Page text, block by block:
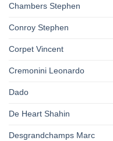
Chambers Stephen
Conroy Stephen
Corpet Vincent
Cremonini Leonardo
Dado
De Heart Shahin
Desgrandchamps Marc